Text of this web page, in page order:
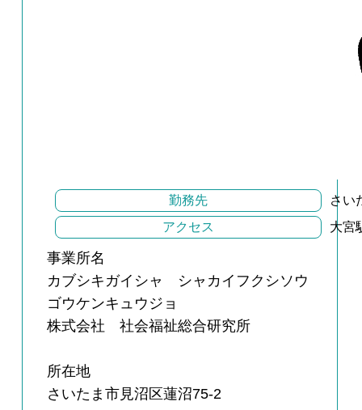
勤務先
さい
アクセス
大宮
事業所名
カブシキガイシャ シャカイフクシソウ
ゴウケンキュウジョ
株式会社 社会福祉総合研究所
所在地
さいたま市見沼区蓮沼75-2